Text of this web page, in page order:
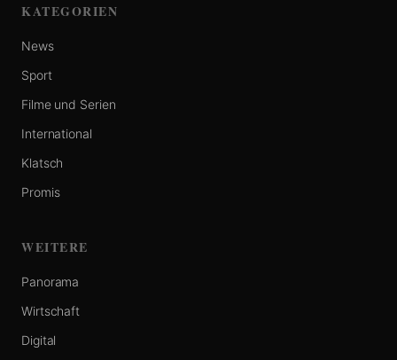
KATEGORIEN
News
Sport
Filme und Serien
International
Klatsch
Promis
WEITERE
Panorama
Wirtschaft
Digital